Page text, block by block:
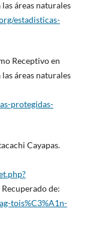
áreas naturales
estadisticas-
Receptivo en
áreas naturales
protegidas-
Cayapas.
de:
tois%C3%A1n-